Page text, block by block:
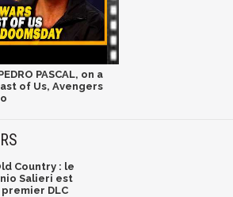
PASCAL, on a
of Us, Avengers
Country : le
Salieri est
DLC